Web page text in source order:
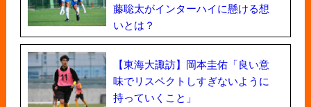
藤聡太がインターハイに懸ける想
いとは？
【東海大諏訪】岡本圭佑「良い意
味でリスペクトしすぎないように
持っていくこと」